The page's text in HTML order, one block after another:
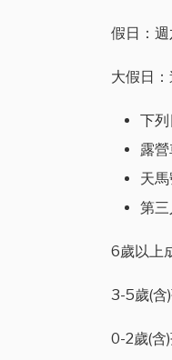
假日：
大假日
下
露
天
第三
6歲以上
3-5歲(含
0-2歲(含